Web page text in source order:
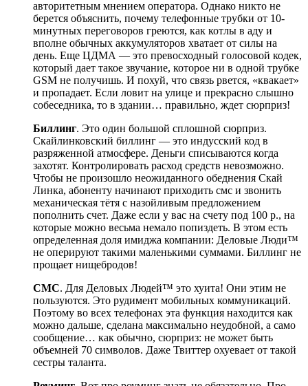
авторитетным мнением оператора. Однако никто не
берется объяснить, почему телефонные трубки от 10-
минутных переговоров греются, как котлы в аду и
вполне обычных аккумуляторов хватает от силы на
день. Еще ЦДМА — это превосходный голосовой кодек,
который дает такое звучание, которое ни в одной трубке
GSM не получишь. И похуй, что связь рвется, «квакает»
и пропадает. Если ловит на улице и прекрасно слышно
собеседника, то в здании… правильно, ждет сюрприз!
Биллинг. Это один большой сплошной сюрприз.
Скайлинковский биллинг — это индусский код в
разряженной атмосфере. Деньги списываются когда
захотят. Контролировать расход средств невозможно.
Чтобы не произошло неожиданного обеднения Скай
Линка, абоненту начинают приходить смс и звонить
механическая тётя с назойливым предложением
пополнить счет. Даже если у вас на счету под 100 р., на
которые можно весьма немало попиздеть. В этом есть
определенная доля имиджа компании: Деловые Люди™
не оперируют такими маленькими суммами. Биллинг не
прощает нищебродов!
СМС. Для Деловых Людей™ это хуита! Они этим не
пользуются. Это рудимент мобильных коммуникаций.
Поэтому во всех телефонах эта функция находится как
можно дальше, сделана максимально неудобной, а само
сообщение… как обычно, сюрприз: не может быть
объемней 70 символов. Даже Твиттер охуевает от такой
сестры таланта.